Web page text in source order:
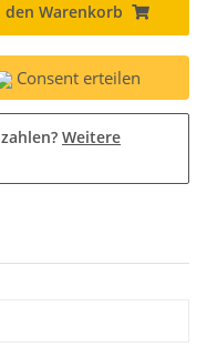
den Warenkorb
Consent erteilen
Weitere